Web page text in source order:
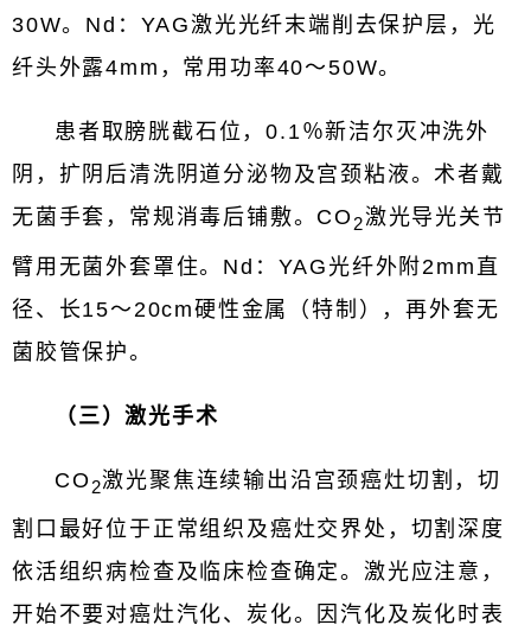
30W。Nd：YAG激光光纤末端削去保护层，光
纤头外露4mm，常用功率40～50W。
患者取膀胱截石位，0.1％新洁尔灭冲洗外
阴，扩阴后清洗阴道分泌物及宫颈粘液。术者戴
无菌手套，常规消毒后铺敷。CO 2激光导光关节
臂用无菌外套罩住。Nd：YAG光纤外附2mm直
径、长15～20cm硬性金属（特制），再外套无
菌胶管保护。
（三）激光手术
CO 2激光聚焦连续输出沿宫颈癌灶切割，切
割口最好位于正常组织及癌灶交界处，切割深度
依活组织病检查及临床检查确定。激光应注意，
开始不要对癌灶汽化、炭化。因汽化及炭化时表